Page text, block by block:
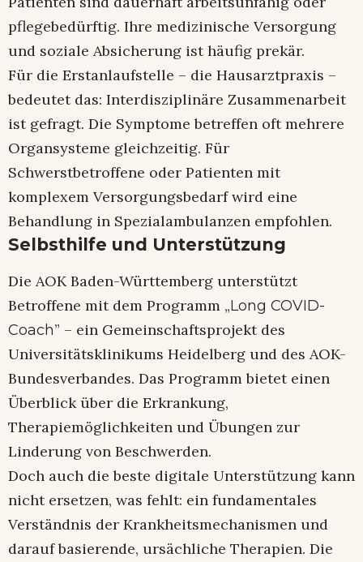
pflegebedürftig. Ihre medizinische Versorgung
und soziale Absicherung ist häufig prekär.
Für die Erstanlaufstelle – die Hausarztpraxis –
bedeutet das: Interdisziplinäre Zusammenarbeit
ist gefragt. Die Symptome betreffen oft mehrere
Organsysteme gleichzeitig. Für
Schwerstbetroffene oder Patienten mit
komplexem Versorgungsbedarf wird eine
Behandlung in Spezialambulanzen empfohlen.
Selbsthilfe und Unterstützung
Die AOK Baden-Württemberg unterstützt
Betroffene mit dem Programm „Long COVID-
Coach” – ein Gemeinschaftsprojekt des
Universitätsklinikums Heidelberg und des AOK-
Bundesverbandes. Das Programm bietet einen
Überblick über die Erkrankung,
Therapiemöglichkeiten und Übungen zur
Linderung von Beschwerden.
Doch auch die beste digitale Unterstützung kann
nicht ersetzen, was fehlt: ein fundamentales
Verständnis der Krankheitsmechanismen und
darauf basierende, ursächliche Therapien. Die